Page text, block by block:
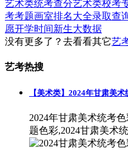
艺术类统考查分艺术类校考
考考题画室排名大全录取查
愿开学时间新生大数据
没有更多了？去看看其它艺
艺考热搜
【美术类】2024年甘肃美
2024年甘肃美术统考
题色彩,2024甘肃美术